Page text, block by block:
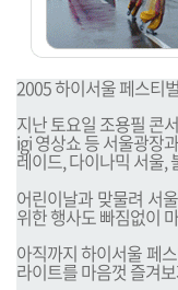
2005 하이서울 페스티
지난 토요일 조용필 콘
igi 영상쇼 등 서울광장
레이드, 다이나믹 서울,
어린이날과 맞물려 서
위한 행사도 빠짐없이
아직까지 하이서울 페
라이트를 마음껏 즐겨